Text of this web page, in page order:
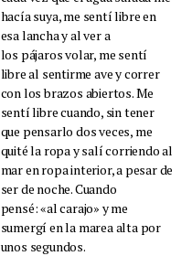
hacía suya, me sentí libre en
esa lancha y al ver a
los pájaros volar, me sentí
libre al sentirme ave y correr
con los brazos abiertos. Me
sentí libre cuando, sin tener
que pensarlo dos veces, me
quité la ropa y salí corriendo al
mar en ropa interior, a pesar de
ser de noche. Cuando
pensé:«al carajo» y me
sumergí en la marea alta por
unos segundos.